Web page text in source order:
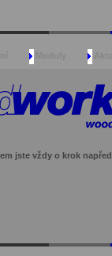
jste vždy o krok